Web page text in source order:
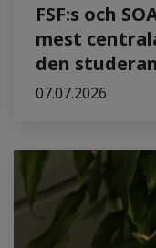
FSF:s och
mest
den
07.07.2026